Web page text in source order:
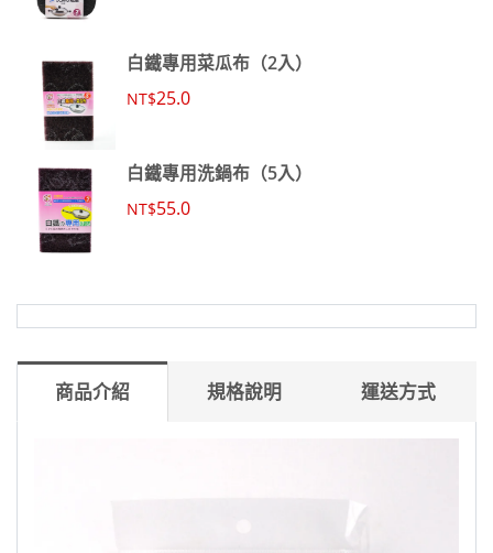
白鐵專用菜瓜布（2入）
NT$25.0
白鐵專用洗鍋布（5入）
NT$55.0
商品介紹 規格說明 運送方式